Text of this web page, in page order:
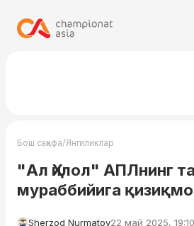
Бош саҳифа/Янгиликлар
"Ал Ҳилол" АПЛнинг
мураббийига
Sherzod Nurmatov22 май 2025, 19:10